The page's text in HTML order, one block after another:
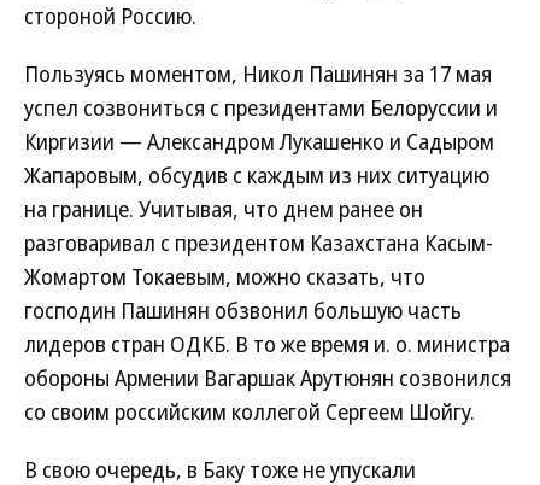
стороной Россию.
Пользуясь моментом, Никол Пашинян за 17 мая
успел созвониться с президентами Белоруссии и
Киргизии — Александром Лукашенко и Садыром
Жапаровым, обсудив с каждым из них ситуацию
на границе. Учитывая, что днем ранее он
разговаривал с президентом Казахстана Касым-
Жомартом Токаевым, можно сказать, что
господин Пашинян обзвонил большую часть
лидеров стран ОДКБ. В то же время и. о. министра
обороны Армении Вагаршак Арутюнян созвонился
со своим российским коллегой Сергеем Шойгу.
В свою очередь, в Баку тоже не упускали